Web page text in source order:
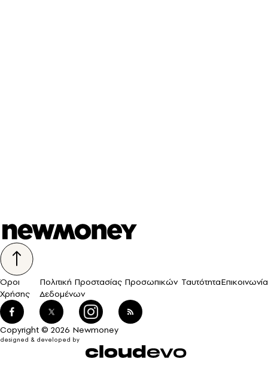
Όροι
Χρήσης
Πολιτική Προστασίας Προσωπικών
Δεδομένων
ΤαυτότηταΕπικοινωνία
Copyright © 2026 Newmoney
designed & developed by